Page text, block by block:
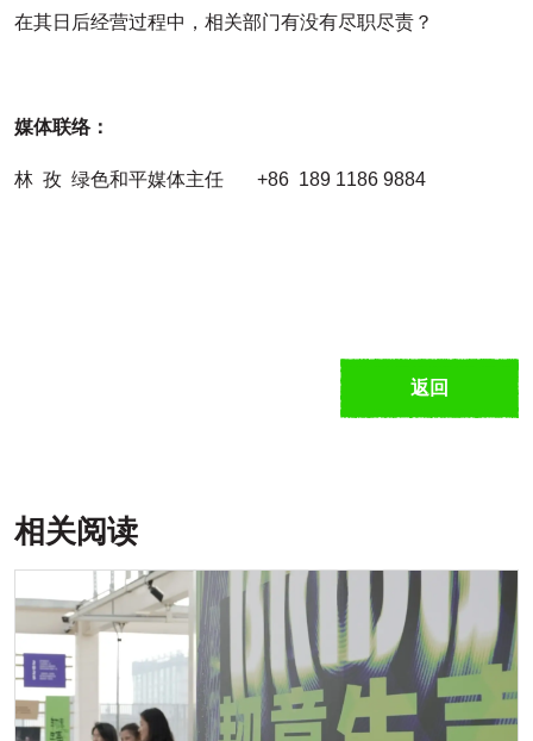
在其日后经营过程中，相关部门有没有尽职尽责？
媒体联络：
林 孜 绿色和平媒体主任 +86 189 1186 9884
返回
相关阅读